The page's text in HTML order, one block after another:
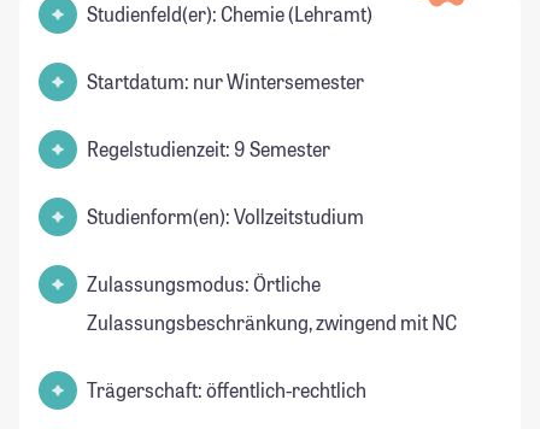
Studienfeld(er): Chemie (Lehramt)
Startdatum: nur Wintersemester
Regelstudienzeit: 9 Semester
Studienform(en): Vollzeitstudium
Zulassungsmodus: Örtliche
Zulassungsbeschränkung, zwingend mit NC
Trägerschaft: öffentlich-rechtlich